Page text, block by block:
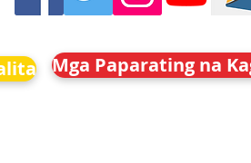
Mga Paparating na